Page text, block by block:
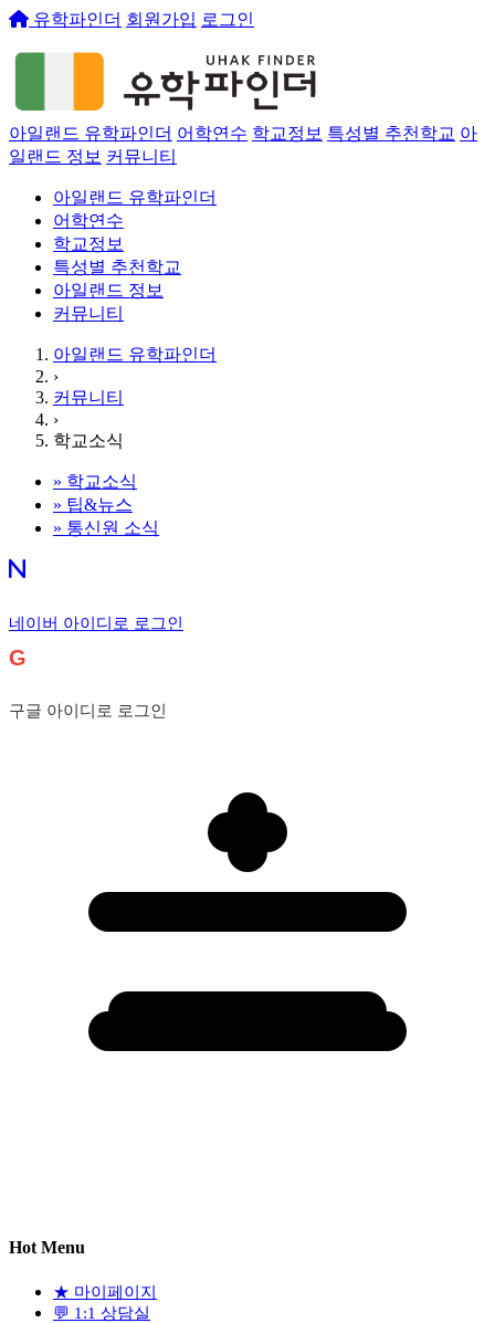
유학파인더 회원가입 로그인
아일랜드 유학파인더 어학연수 학교정보 특성별 추천학교 아
일랜드 정보 커뮤니티
아일랜드 유학파인더
어학연수
학교정보
특성별 추천학교
아일랜드 정보
커뮤니티
아일랜드 유학파인더
›
커뮤니티
›
학교소식
» 학교소식
» 팁&뉴스
» 통신원 소식
네이버 아이디로 로그인
G
구글 아이디로 로그인
Hot Menu
★ 마이페이지
💬 1:1 상담실